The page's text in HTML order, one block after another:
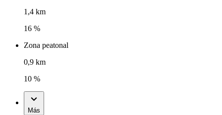
1,4 km
16 %
Zona peatonal
0,9 km
10 %
Más